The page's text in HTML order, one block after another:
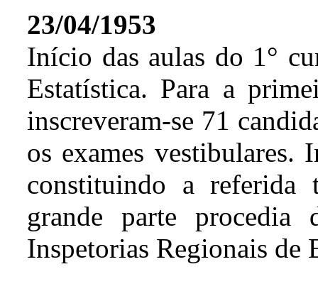
23/04/1953
Início das aulas do 1°
Estatística. Para a
inscreveram-se 71
os exames
constituindo a referida
grande parte procedia
Inspetorias Regionais de